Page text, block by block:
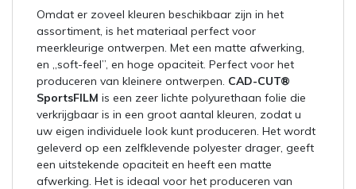
Omdat er zoveel kleuren beschikbaar zijn in het
assortiment, is het materiaal perfect voor
meerkleurige ontwerpen. Met een matte afwerking,
en „soft-feel”, en hoge opaciteit. Perfect voor het
produceren van kleinere ontwerpen. CAD-CUT®
SportsFILM is een zeer lichte polyurethaan folie die
verkrijgbaar is in een groot aantal kleuren, zodat u
uw eigen individuele look kunt produceren. Het wordt
geleverd op een zelfklevende polyester drager, geeft
een uitstekende opaciteit en heeft een matte
afwerking. Het is ideaal voor het produceren van